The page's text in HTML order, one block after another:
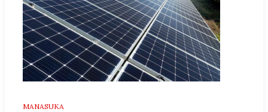
MANASUKA